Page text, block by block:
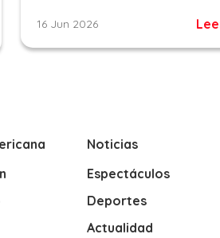
16 Jun 2026
Noticias
Espectáculos
Deportes
Actualidad